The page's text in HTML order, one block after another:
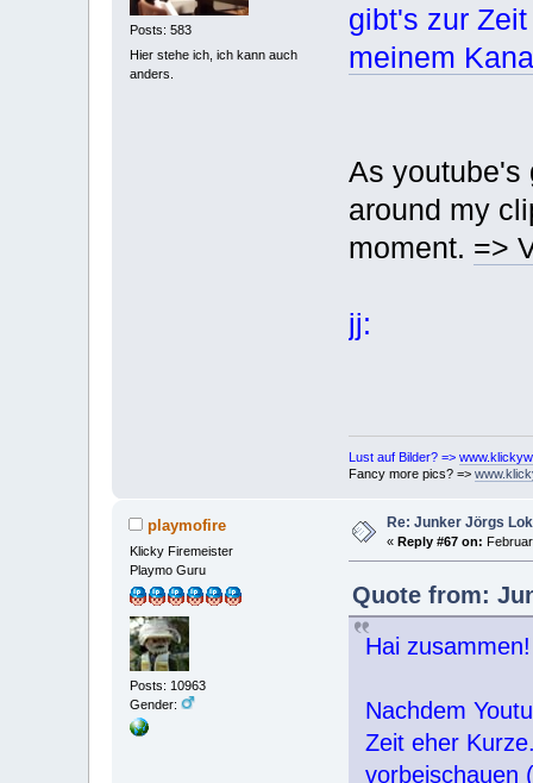
Posts: 583
Hier stehe ich, ich kann auch
anders.
gibt's zur
meinem
As youtube's
around my
moment. =>
jj:
Lust auf Bilder? =>
Fancy more pics? =>
playmofire
Klicky Firemeister
Playmo Guru
Posts: 10963
Gender:
Re: Junker Jörgs
« Reply #67 on:
Quote from:
Hai zusammen!
Nachdem
Zeit eher
vorbeischauen